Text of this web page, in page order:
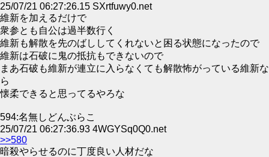
25/07/21 06:27:26.15 SXrtfuwy0.net
維新を加えるだけで
衆参とも自公は過半数行く
維新も解散を先のばししてくれないと困る状態になったので
維新は石破に鬼の抵抗もできないので
まあ石破も維新が連立に入らなくても解散怖がっている維新な
ら
懐柔できると思ってるやろな
594:名無しどんぶらこ
25/07/21 06:27:36.93 4WGYSq0Q0.net
>>580
暗殺やらせるのに丁度良い人材だな